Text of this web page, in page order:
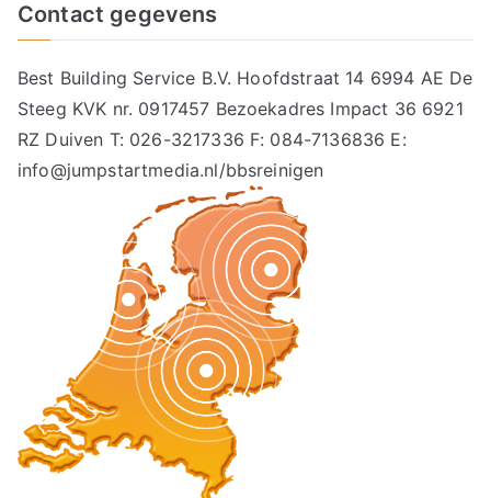
Contact gegevens
Best Building Service B.V. Hoofdstraat 14 6994 AE De
Steeg KVK nr. 0917457 Bezoekadres Impact 36 6921
RZ Duiven T: 026-3217336 F: 084-7136836 E:
info@jumpstartmedia.nl/bbsreinigen